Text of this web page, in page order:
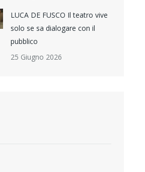
LUCA DE FUSCO Il teatro vive
solo se sa dialogare con il
pubblico
25 Giugno 2026